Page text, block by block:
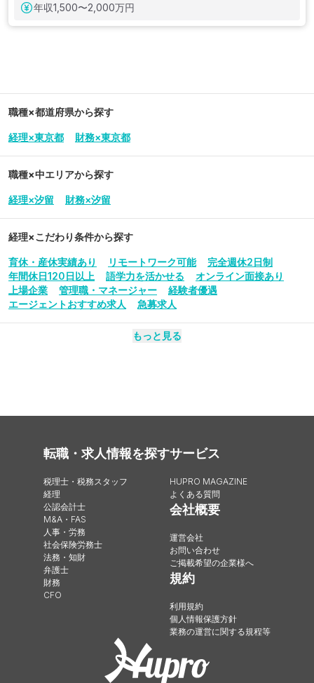
年収1,500〜2,000万円
職種×都道府県から探す
経理×東京都 財務×東京都
職種×中エリアから探す
経理×汐留 財務×汐留
経理×こだわり条件から探す
育休・産休実績あり リモートワーク可能
完全週休2日制
年間休日120日以上
語学力を活かせる
オンライン面接あり
上場企業
管理職・マネージャー
経験者優遇
エージェントおすすめ求人
急募求人
もっと見る
転職・求人情報を探す
税理士・税務スタッフ
経理
公認会計士
M&A・FAS
人事・労務
社会保険労務士
法務・知財
弁護士
財務
CFO
サービス
HUPRO MAGAZINE
よくある質問
会社概要
運営会社
お問い合わせ
ご掲載希望の企業様へ
規約
利用規約
個人情報保護方針
業務の運営に関する規程等